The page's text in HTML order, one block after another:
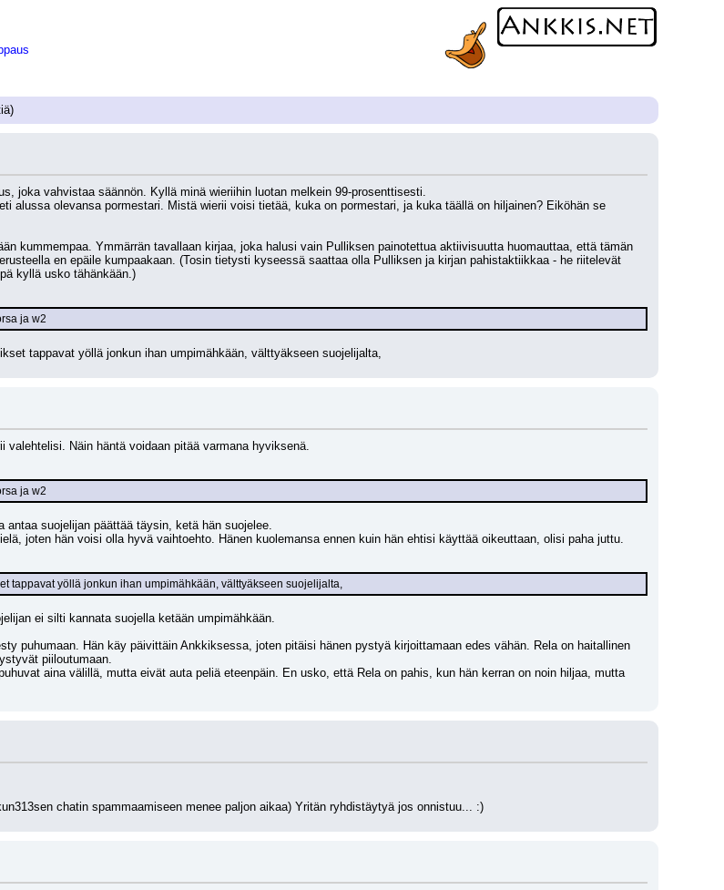
joka vahvistaa säännön. Kyllä minä wieriihin luotan melkein 99-prosenttisesti.
alussa olevansa pormestari. Mistä wierii voisi tietää, kuka on pormestari, ja kuka täällä on hiljainen? Eiköhän se
kummempaa. Ymmärrän tavallaan kirjaa, joka halusi vain Pulliksen painotettua aktiivisuutta huomauttaa, että tämän
en epäile kumpaakaan. (Tosin tietysti kyseessä saattaa olla Pulliksen ja kirjan pahistaktiikkaa - he riitelevät
kyllä usko tähänkään.)
ja w2
tappavat yöllä jonkun ihan umpimähkään, välttyäkseen suojelijalta,
Näin häntä voidaan pitää varmana hyviksenä.
ja w2
suojelijan päättää täysin, ketä hän suojelee.
joten hän voisi olla hyvä vaihtoehto. Hänen kuolemansa ennen kuin hän ehtisi käyttää oikeuttaan, olisi paha juttu.
tappavat yöllä jonkun ihan umpimähkään, välttyäkseen suojelijalta,
ei silti kannata suojella ketään umpimähkään.
puhumaan. Hän käy päivittäin Ankkiksessa, joten pitäisi hänen pystyä kirjoittamaan edes vähän. Rela on haitallinen
piiloutumaan.
aina välillä, mutta eivät auta peliä eteenpäin. En usko, että Rela on pahis, kun hän kerran on noin hiljaa, mutta
chatin spammaamiseen menee paljon aikaa) Yritän ryhdistäytyä jos onnistuu... :)